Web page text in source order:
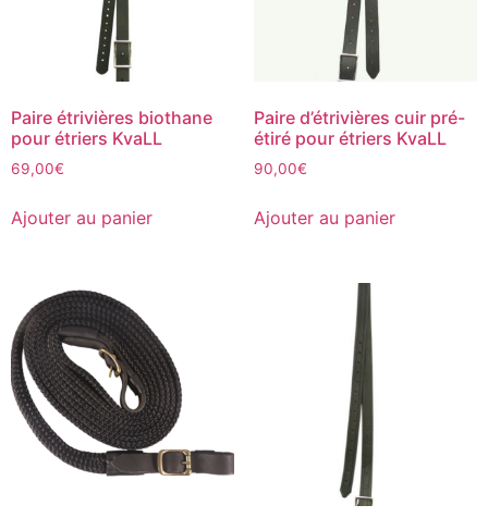
Paire étrivières biothane
pour étriers KvaLL
69,00€
Ajouter au panier
Paire d’étrivières cuir pré-
étiré pour étriers KvaLL
90,00€
Ajouter au panier